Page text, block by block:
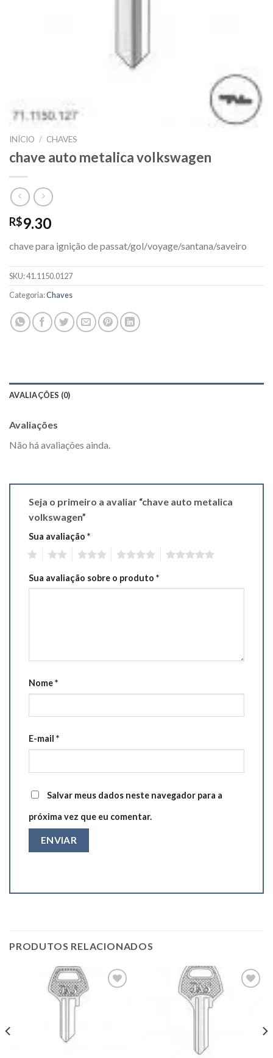
INÍCIO / CHAVES
chave auto metalica volkswagen
R$9.30
chave para ignição de passat/gol/voyage/santana/saveiro
SKU:41.1150.0127
Categoria:Chaves
AVALIAÇÕES (0)
Avaliações
Não há avaliações ainda.
Seja o primeiro a avaliar “chave auto metalica
volkswagen”
Sua avaliação *
Sua avaliação sobre o produto *
Nome*
E-mail *
Salvar meus dados neste navegador para a
próxima vez que eu comentar.
PRODUTOS RELACIONADOS